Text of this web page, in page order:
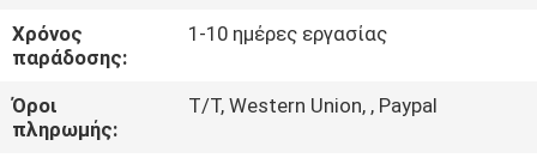
ΕΙΔΉΣΕΙΣ
ΥΠΟΘΈΣΕΙΣ
Χρόνος
παράδοσης:
1-10 ημέρες εργασίας
Όροι
πληρωμής:
T/T, Western Union, , Paypal